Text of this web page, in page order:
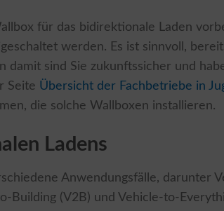
für das bidirektionale Laden
werden. Es ist sinnvoll,
damit sind Sie zukunftssicher und
Seite Übersicht der Fachbetriebe in
die solche Wallboxen installieren.
Ladens
Anwendungsfälle, darunter
Building (V2B) und Vehicle-to-